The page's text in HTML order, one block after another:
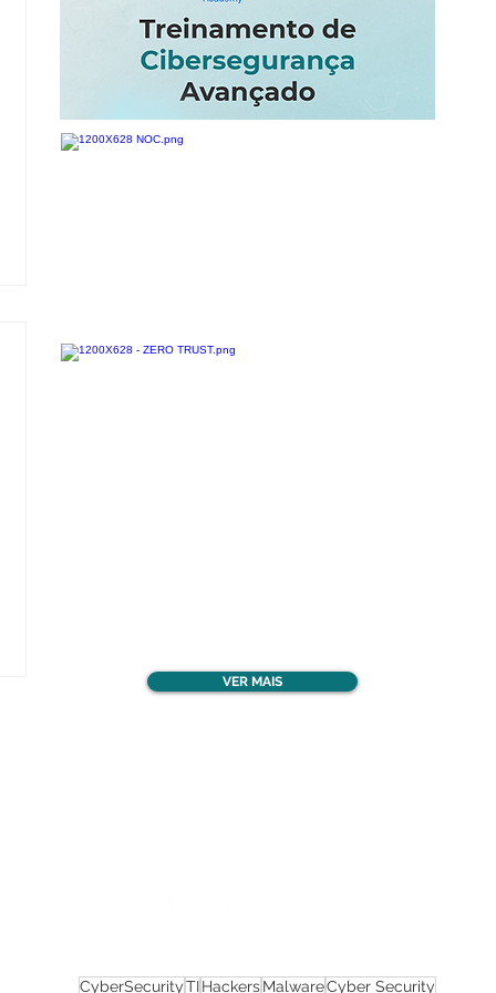
VER MAIS
CyberSecurityTI Hackers MalwareCyber Security